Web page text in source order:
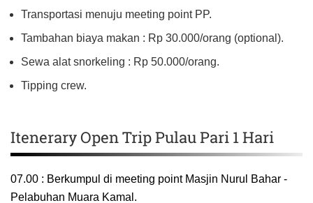
Transportasi menuju meeting point PP.
Tambahan biaya makan : Rp 30.000/orang (optional).
Sewa alat snorkeling : Rp 50.000/orang.
Tipping crew.
Itenerary Open Trip Pulau Pari 1 Hari
07.00 : Berkumpul di meeting point Masjin Nurul Bahar -
Pelabuhan Muara Kamal.